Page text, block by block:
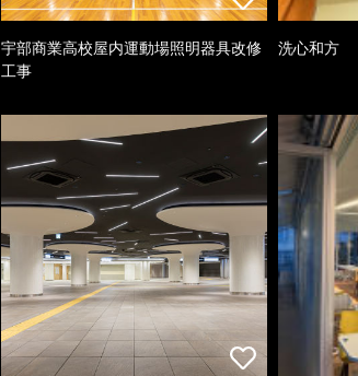
宇部商業高校屋内運動場照明器具改修
工事
洗心和方